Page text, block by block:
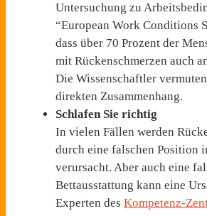
Untersuchung zu
“European Work Conditions
dass über 70 Prozent der
mit Rückenschmerzen auch
Die Wissenschaftler
direkten Zusammenhang.
Schlafen Sie richtig
In vielen Fällen werden
durch eine falschen Position
verursacht. Aber auch eine
Bettausstattung kann eine
Experten des Kompetenz-